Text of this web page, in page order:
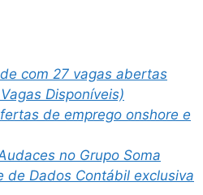
com 27 vagas abertas
Disponíveis)
de emprego onshore e
no Grupo Soma
de Dados Contábil exclusiva